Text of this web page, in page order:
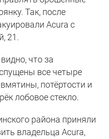
Так, после
Acura с
21.
что за
все четыре
потёртости и
лобовое стекло.
района приняли
владельца Acura,